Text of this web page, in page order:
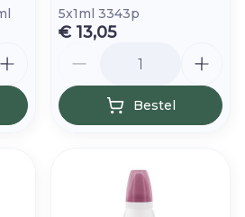
5x1ml 3343p
€ 13,05
Bestel